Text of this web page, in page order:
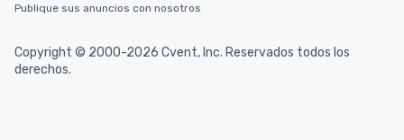
Publique sus anuncios con nosotros
Copyright © 2000-2026 Cvent, Inc. Reservados todos los
derechos.